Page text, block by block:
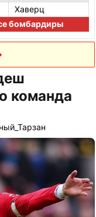
Хаверц
бомбардиры
команда